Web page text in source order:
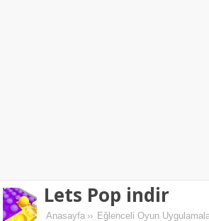
Lets Pop indir
Anasayfa ›› Eğlenceli Oyun